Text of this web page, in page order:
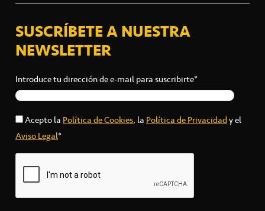
SUSCRÍBETE A NUESTRA
NEWSLETTER
Introduce tu dirección de e-mail para suscribirte*
Acepto laPolítica de Cookies, laPolítica de Privacidady el
Aviso Legal*